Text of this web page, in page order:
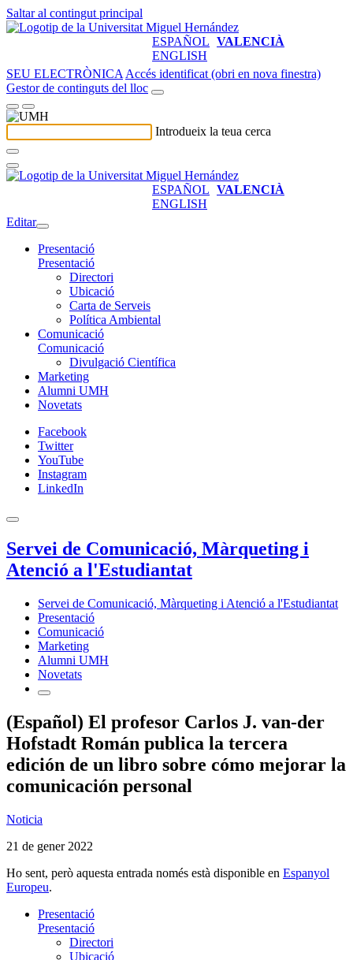
Saltar al contingut principal
ESPAÑOL VALENCIÀ
ENGLISH
SEU ELECTRÒNICA Accés identificat (obri en nova finestra)
Gestor de continguts del lloc
Introdueix la teua cerca
ESPAÑOL VALENCIÀ
ENGLISH
Editar
Presentació
Presentació
Directori
Ubicació
Carta de Serveis
Política Ambiental
Comunicació
Comunicació
Divulgació Científica
Marketing
Alumni UMH
Novetats
Facebook
Twitter
YouTube
Instagram
LinkedIn
Servei de Comunicació, Màrqueting i
Atenció a l'Estudiantat
Servei de Comunicació, Màrqueting i Atenció a l'Estudiantat
Presentació
Comunicació
Marketing
Alumni UMH
Novetats
(Español) El profesor Carlos J. van-der
Hofstadt Román publica la tercera
edición de un libro sobre cómo mejorar la
comunicación personal
Noticia
21 de gener 2022
Ho sent, però aquesta entrada només està disponible en Espanyol
Europeu.
Presentació
Presentació
Directori
Ubicació